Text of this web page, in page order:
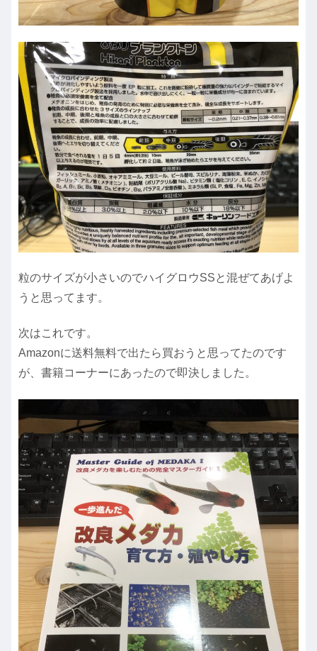
粒のサイズが小さいのでハイグロウSSと混ぜてあげよ
うと思ってます。
次はこれです。
Amazonに送料無料で出たら買おうと思ってたのです
が、書籍コーナーにあったので即決しました。